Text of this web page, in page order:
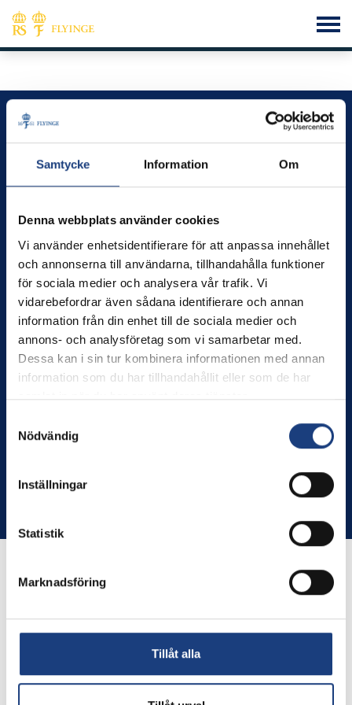
Samtycke Information Om
Denna webbplats använder cookies
Vi använder enhetsidentifierare för att anpassa innehållet
och annonserna till användarna, tillhandahålla funktioner
för sociala medier och analysera vår trafik. Vi
vidarebefordrar även sådana identifierare och annan
information från din enhet till de sociala medier och
annons- och analysföretag som vi samarbetar med.
Dessa kan i sin tur kombinera informationen med annan
information som du har tillhandahållit eller som de har
samlat in när du har använt deras tjänster.
Nödvändig
Inställningar
Statistik
Marknadsföring
Tillåt alla
Flyinge – vi utvecklar kunskap, hästar och människor
Kontakt
Växel öppen 09.00 – 12.00
Öppettider
Måndag-fredag kl.8.00–16.00
Besök
Flyinge Kungsgård, 247 93, Flyinge
Stolt miljöcertifierad enligt ISO 14001
Copyright © Flyinge. Citera oss gärna men glöm inte att ange